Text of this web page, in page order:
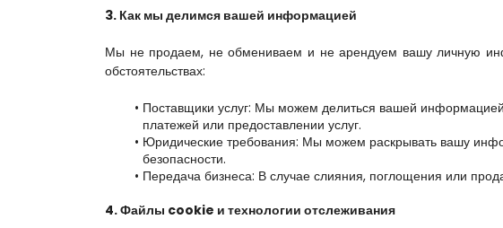
3. Как мы делимся вашей информацией
Мы не продаем, не обмениваем и не арендуем вашу личную
обстоятельствах:
Поставщики услуг: Мы можем делиться вашей
платежей или предоставлении услуг.
Юридические требования: Мы можем раскрывать вашу
безопасности.
Передача бизнеса: В случае слияния, поглощения или
4. Файлы cookie и технологии отслеживания